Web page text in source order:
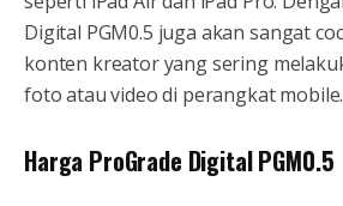
Digital PGM0.5 juga akan sangat
konten kreator yang sering
foto atau video di perangkat mobile.
Harga ProGrade Digital PGM0.5